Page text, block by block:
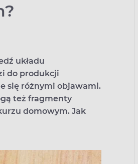
układu
do produkcji
się różnymi objawami.
też fragmenty
domowym. Jak